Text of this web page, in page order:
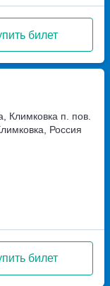
билет
билет
Климковка п. пов.
Россия